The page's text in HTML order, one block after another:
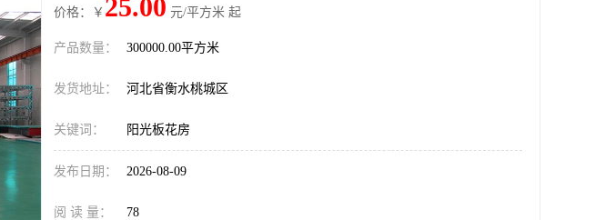
价格：￥ 25.00 元/平方米 起
产品数量： 300000.00平方米
发货地址： 河北省衡水桃城区
关键词： 阳光板花房
发布日期： 2026-08-09
阅 读 量： 78